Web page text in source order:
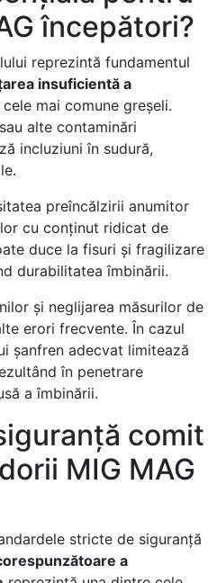
începători?
reprezintă fundamentul
insuficientă a
mai comune greșeli.
alte contaminări
incluziuni în sudură,
preîncălzirii anumitor
cu conținut ridicat de
duce la fisuri și fragilizare
durabilitatea îmbinării.
și neglijarea măsurilor de
erori frecvente. În cazul
șanfren adecvat limitează
în penetrare
a îmbinării.
comit
MIG MAG
stricte de siguranță
a